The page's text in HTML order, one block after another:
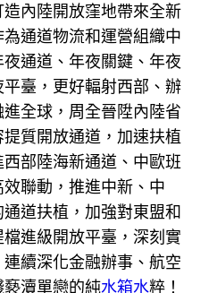
內陸開放窪地帶來全新
通道物流和運營組織中
通道、年夜關鍵、年夜
臺，更好輻射西部、辦
全球，周全晉陞內陸省
質開放通道，加速扶植
部陸海新通道、中歐班
聯動，推進中新、中
道扶植，加強對東盟和
進級開放平臺，深刻實
續深化金融辦事、航空
瀆單戀的純水箱水粹！